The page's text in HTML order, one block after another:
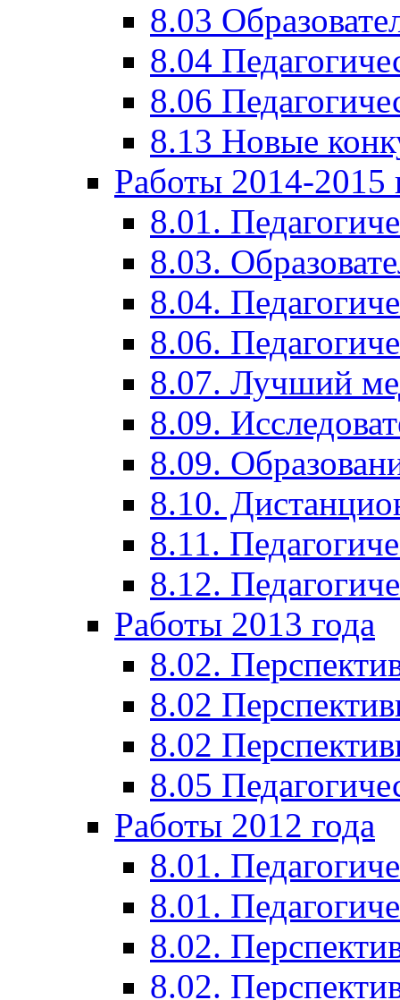
8.03
8.04
8.06
8.13 Новые
Работы 2014-2015
8.01.
8.03.
8.04.
8.06.
8.07. Лучший
8.09.
8.09.
8.10.
8.11.
8.12.
Работы 2013 года
8.02.
8.02
8.02
8.05
Работы 2012 года
8.01.
8.01.
8.02.
8.02.